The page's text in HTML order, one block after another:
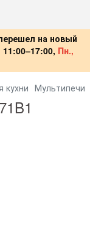
на новый
11:00–17:00, Пн.,
кухни Мультипечи